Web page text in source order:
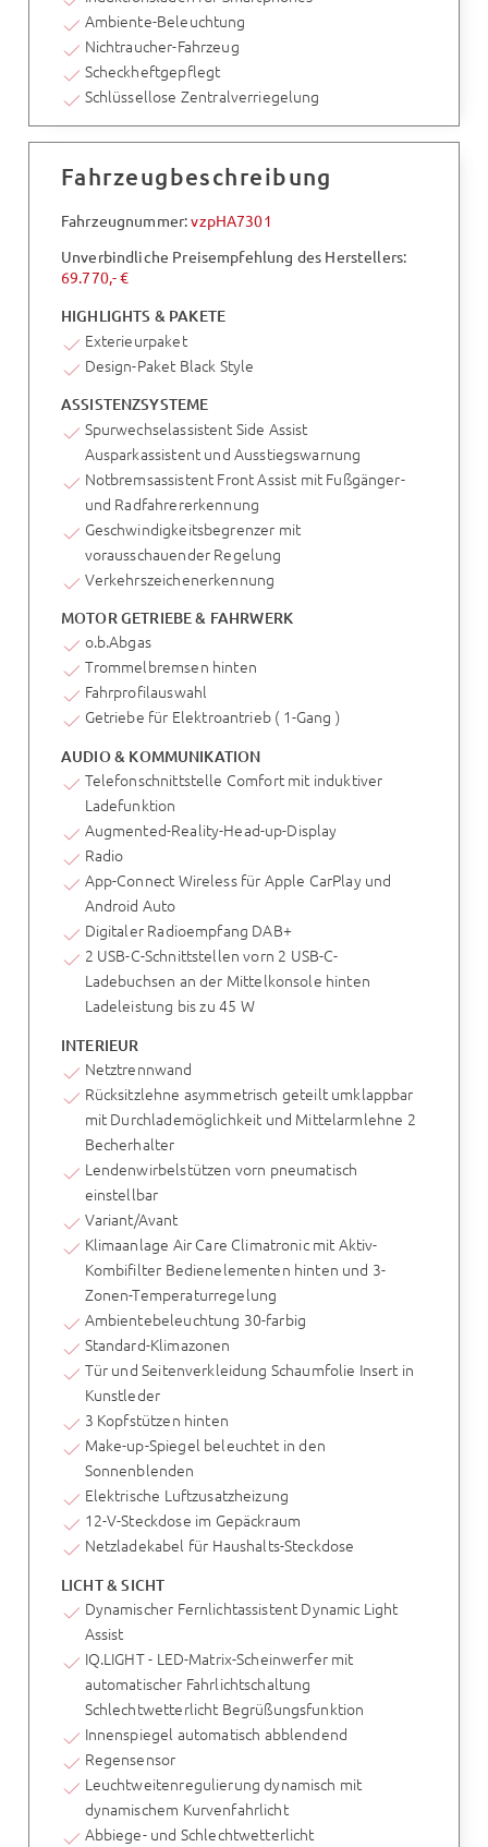
Ambiente-Beleuchtung
Nichtraucher-Fahrzeug
Scheckheftgepflegt
Schlüssellose Zentralverriegelung
Fahrzeugbeschreibung
Fahrzeugnummer:vzpHA7301
Unverbindliche Preisempfehlung des Herstellers:
69.770,- €
HIGHLIGHTS & PAKETE
Exterieurpaket
Design-Paket Black Style
ASSISTENZSYSTEME
Spurwechselassistent Side Assist
Ausparkassistent und Ausstiegswarnung
Notbremsassistent Front Assist mit Fußgänger-
und Radfahrererkennung
Geschwindigkeitsbegrenzer mit
vorausschauender Regelung
Verkehrszeichenerkennung
MOTOR GETRIEBE & FAHRWERK
o.b.Abgas
Trommelbremsen hinten
Fahrprofilauswahl
Getriebe für Elektroantrieb ( 1-Gang )
AUDIO & KOMMUNIKATION
Telefonschnittstelle Comfort mit induktiver
Ladefunktion
Augmented-Reality-Head-up-Display
Radio
App-Connect Wireless für Apple CarPlay und
Android Auto
Digitaler Radioempfang DAB+
2 USB-C-Schnittstellen vorn 2 USB-C-
Ladebuchsen an der Mittelkonsole hinten
Ladeleistung bis zu 45 W
INTERIEUR
Netztrennwand
Rücksitzlehne asymmetrisch geteilt umklappbar
mit Durchlademöglichkeit und Mittelarmlehne 2
Becherhalter
Lendenwirbelstützen vorn pneumatisch
einstellbar
Variant/Avant
Klimaanlage Air Care Climatronic mit Aktiv-
Kombifilter Bedienelementen hinten und 3-
Zonen-Temperaturregelung
Ambientebeleuchtung 30-farbig
Standard-Klimazonen
Tür und Seitenverkleidung Schaumfolie Insert in
Kunstleder
3 Kopfstützen hinten
Make-up-Spiegel beleuchtet in den
Sonnenblenden
Elektrische Luftzusatzheizung
12-V-Steckdose im Gepäckraum
Netzladekabel für Haushalts-Steckdose
LICHT & SICHT
Dynamischer Fernlichtassistent Dynamic Light
Assist
IQ.LIGHT - LED-Matrix-Scheinwerfer mit
automatischer Fahrlichtschaltung
Schlechtwetterlicht Begrüßungsfunktion
Innenspiegel automatisch abblendend
Regensensor
Leuchtweitenregulierung dynamisch mit
dynamischem Kurvenfahrlicht
Abbiege- und Schlechtwetterlicht